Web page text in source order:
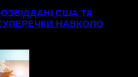
США ТА
НАВКОЛО